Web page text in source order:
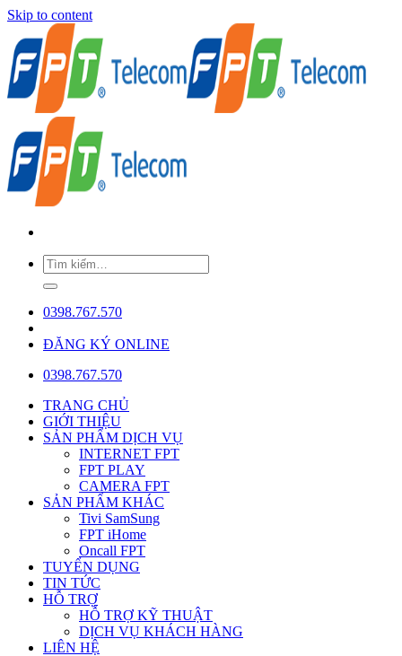
Skip to content
0398.767.570
ĐĂNG KÝ ONLINE
0398.767.570
TRANG CHỦ
GIỚI THIỆU
SẢN PHẨM DỊCH VỤ
INTERNET FPT
FPT PLAY
CAMERA FPT
SẢN PHẨM KHÁC
Tivi SamSung
FPT iHome
Oncall FPT
TUYỂN DỤNG
TIN TỨC
HỖ TRỢ
HỖ TRỢ KỸ THUẬT
DỊCH VỤ KHÁCH HÀNG
LIÊN HỆ